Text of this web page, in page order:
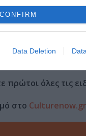
CONFIRM
Data Deletion
πρώτοι όλες τις
στο Culturenow.gr